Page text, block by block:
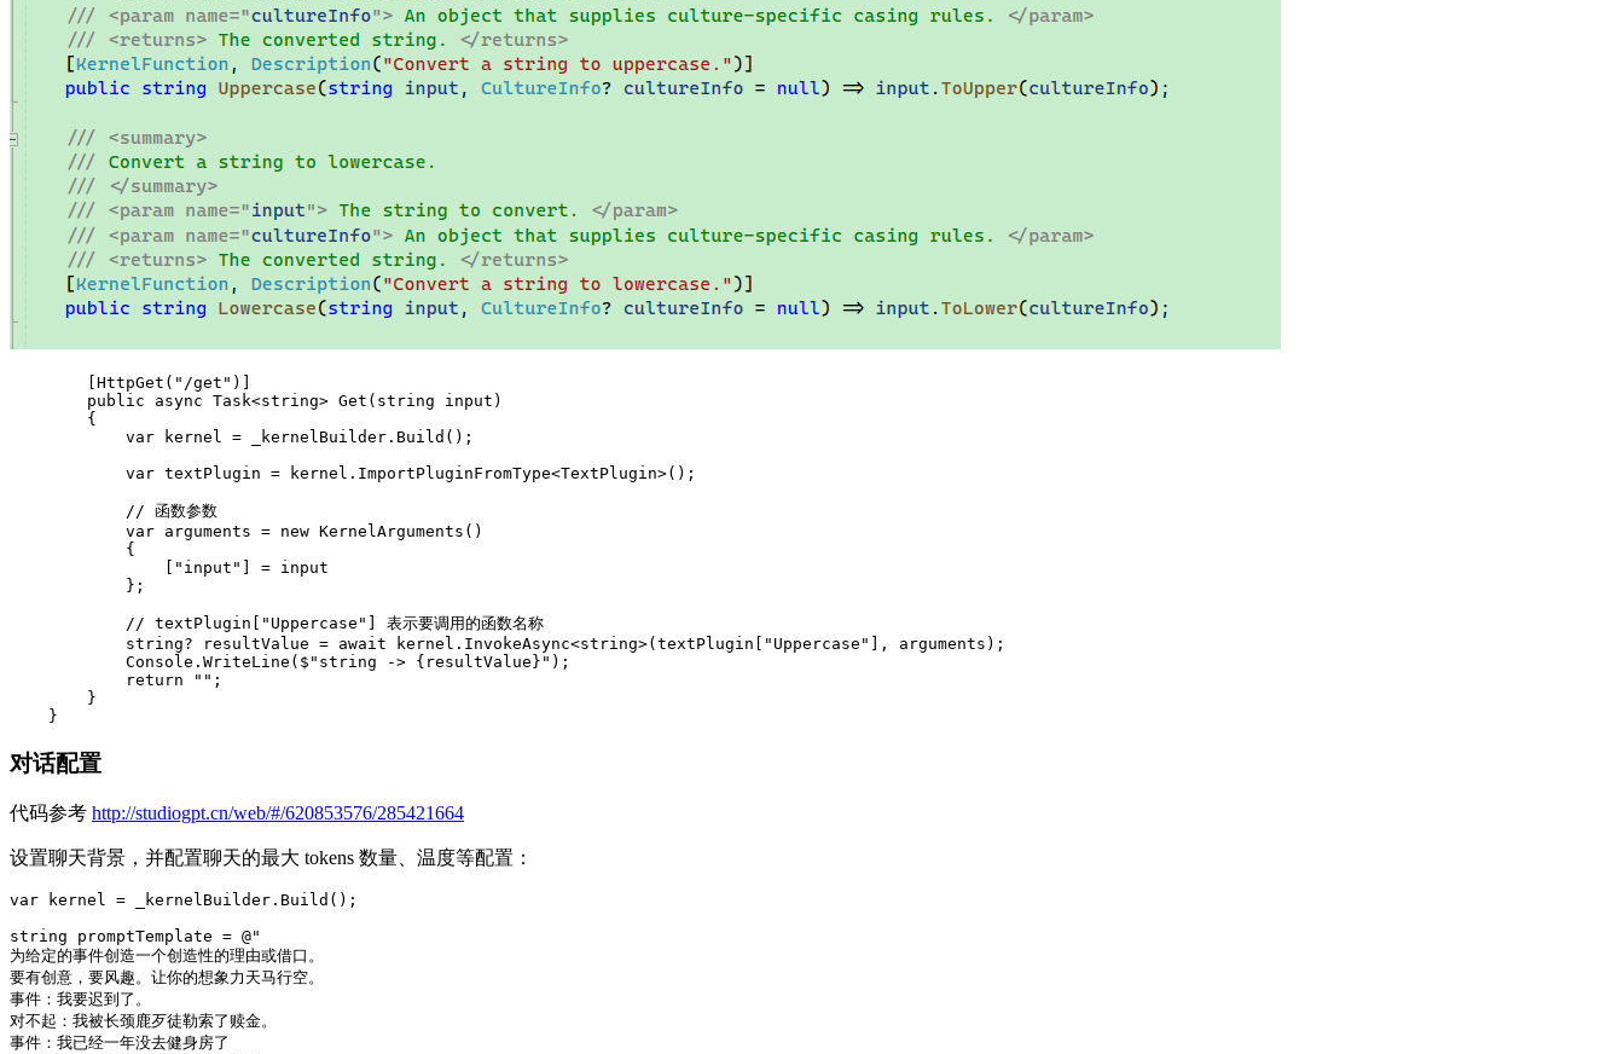
        [HttpGet("/get")]
        public async Task<string> Get(string input)
        {
            var kernel = _kernelBuilder.Build();
            var textPlugin = kernel.ImportPluginFromType<TextPlugin>();
            // 函数参数
            var arguments = new KernelArguments()
            {
                ["input"] = input
            };
            // textPlugin["Uppercase"] 表示要调用的函数名称
            string? resultValue = await kernel.InvokeAsync<string>(textPlugin["Uppercase"], arguments);
            Console.WriteLine($"string -> {resultValue}");
            return "";
        }
    }
对话配置
代码参考 http://studiogpt.cn/web/#/620853576/285421664
设置聊天背景，并配置聊天的最大 tokens 数量、温度等配置：
var kernel = _kernelBuilder.Build();
string promptTemplate = @"
为给定的事件创造一个创造性的理由或借口。
要有创意，要风趣。让你的想象力天马行空。
事件：我要迟到了。
对不起：我被长颈鹿歹徒勒索了赎金。
事件：我已经一年没去健身房了